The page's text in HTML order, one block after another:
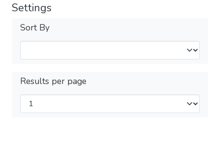
Settings
Sort By
Results per page